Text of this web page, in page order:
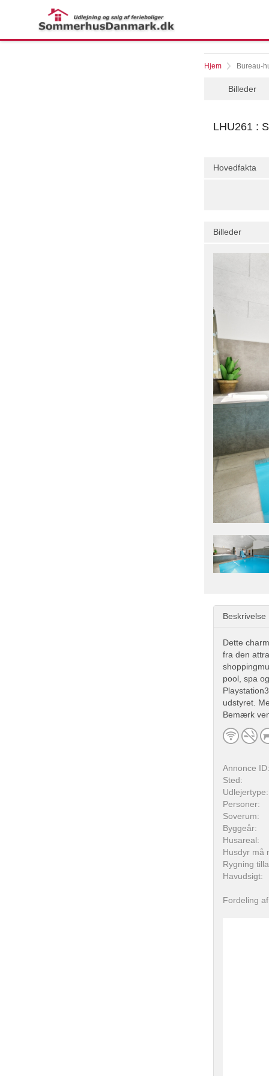
Hjem Bureau-
Billeder
LHU261 :
Hovedfakta
Billeder
Beskrivelse
Dette
fra den
pool, spa
udstyret.
Bemærk
Annonce
Sted:
Udlejertype:
Personer:
Soverum:
Byggeår:
Husareal:
Husdyr må
Rygning
Havudsigt:
Fordeling